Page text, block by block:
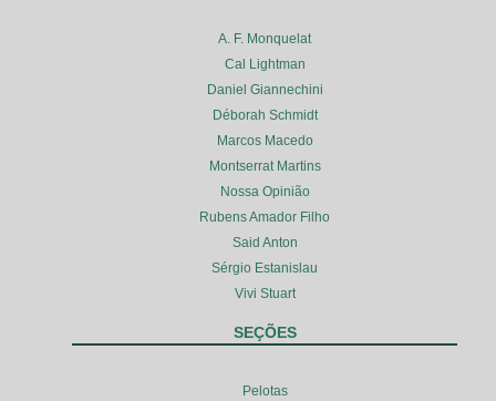
A. F. Monquelat
Cal Lightman
Daniel Giannechini
Déborah Schmidt
Marcos Macedo
Montserrat Martins
Nossa Opinião
Rubens Amador Filho
Said Anton
Sérgio Estanislau
Vivi Stuart
SEÇÕES
Pelotas